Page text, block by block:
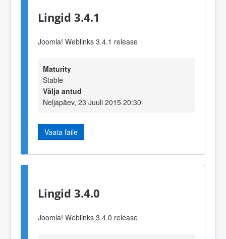
Lingid 3.4.1
Joomla! Weblinks 3.4.1 release
Maturity
Stable
Välja antud
Neljapäev, 23 Juuli 2015 20:30
Vaata faile
Lingid 3.4.0
Joomla! Weblinks 3.4.0 release